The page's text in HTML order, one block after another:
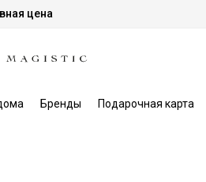
цена
Бренды Подарочная карта